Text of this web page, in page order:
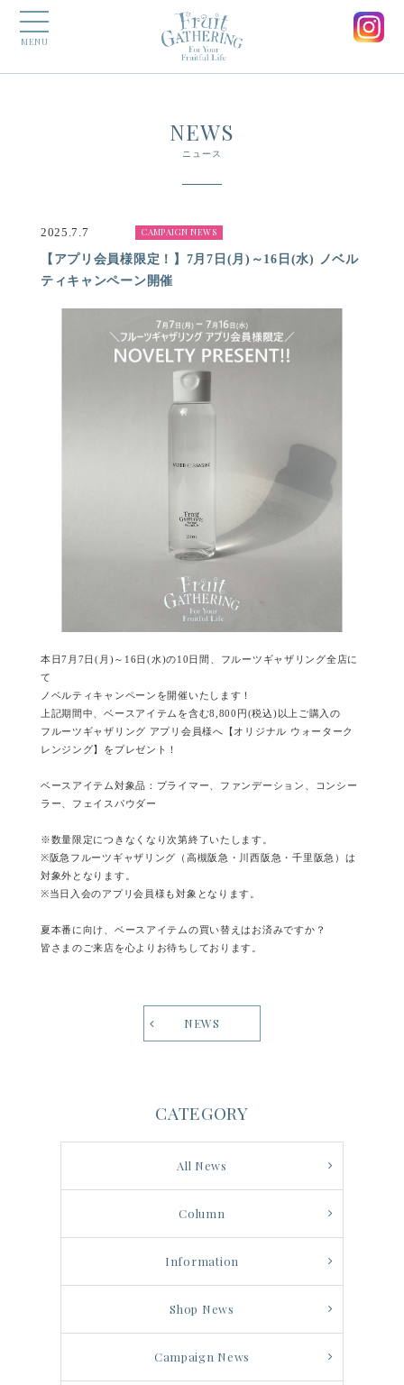
MENU
NEWS
ニュース
2025.7.7 CAMPAIGN NEWS
【アプリ会員様限定！】7月7日(月)～16日(水) ノベル
ティキャンペーン開催
本日7月7日(月)～16日(水)の10日間、フルーツギャザリング全店に
て
ノベルティキャンペーンを開催いたします！
上記期間中、ベースアイテムを含む8,800円(税込)以上ご購入の
フルーツギャザリング アプリ会員様へ【オリジナル ウォーターク
レンジング】をプレゼント！
ベースアイテム対象品：プライマー、ファンデーション、コンシー
ラー、フェイスパウダー
※数量限定につきなくなり次第終了いたします。
※阪急フルーツギャザリング（高槻阪急・川西阪急・千里阪急）は
対象外となります。
※当日入会のアプリ会員様も対象となります。
夏本番に向け、ベースアイテムの買い替えはお済みですか？
皆さまのご来店を心よりお待ちしております。
NEWS
CATEGORY
All News
Column
Information
Shop News
Campaign News